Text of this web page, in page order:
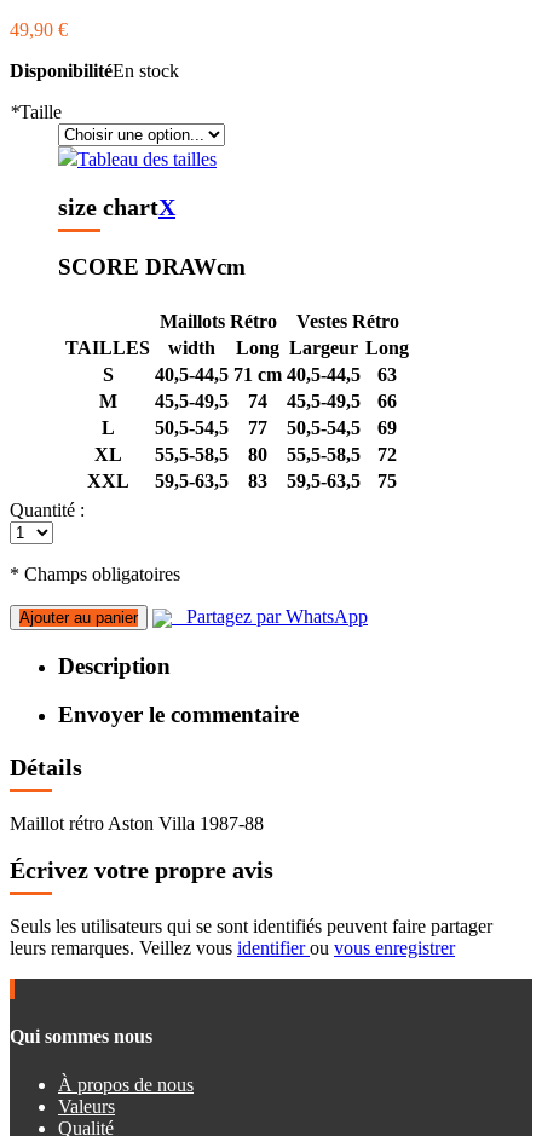
49,90 €
DisponibilitéEn stock
*Taille
Tableau des tailles
size chartX
SCORE DRAWcm
Maillots Rétro
Vestes Rétro
TAILLES
width Long Largeur Long
S
40,5-44,5 71 cm 40,5-44,5
63
M
45,5-49,5 74 45,5-49,5
66
L
50,5-54,5 77 50,5-54,5
69
XL
55,5-58,5 80 55,5-58,5
72
XXL
59,5-63,5 83 59,5-63,5
75
Quantité :
* Champs obligatoires
Ajouter au panier Partagez par WhatsApp
Description
Envoyer le commentaire
Détails
Maillot rétro Aston Villa 1987-88
Écrivez votre propre avis
Seuls les utilisateurs qui se sont identifiés peuvent faire partager
leurs remarques. Veillez vous identifierou vous enregistrer
Qui sommes nous
À propos de nous
Valeurs
Qualité